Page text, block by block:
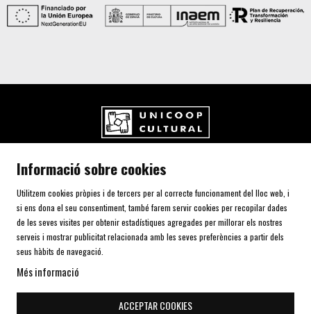
Carrer de l'Aurora, 80 (Plaça de Cal Font)
Telf. 93 805 00 75
AVÍS LEGAL I POLÍTICA DE PRIVACITAT
DECLARACIÓ D'ACCESSIBILITAT
Informació sobre cookies
Utilitzem cookies pròpies i de tercers per al correcte funcionament del lloc web, i
si ens dona el seu consentiment, també farem servir cookies per recopilar dades
de les seves visites per obtenir estadístiques agregades per millorar els nostres
serveis i mostrar publicitat relacionada amb les seves preferències a partir dels
seus hàbits de navegació.
Més informació
ACCEPTAR COOKIES